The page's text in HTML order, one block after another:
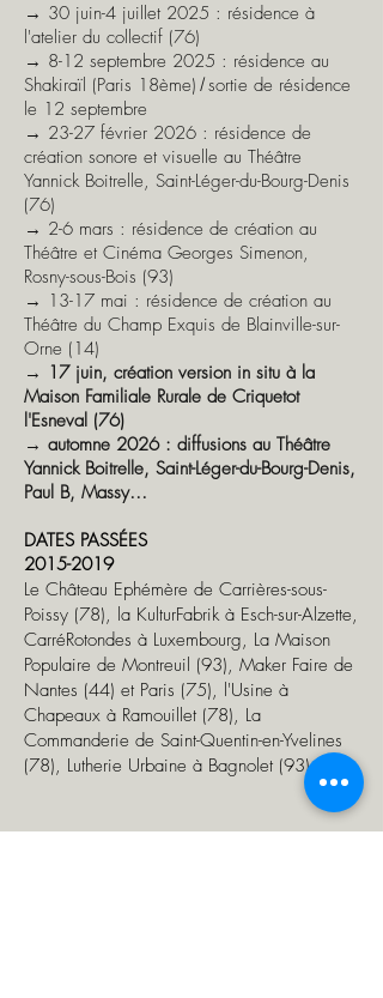
→ 30 juin-4 juillet 2025 : résidence à
l'atelier du collectif (76)
→ 8-12 septembre 2025 : résidence au
Shakiraïl (Paris 18ème) /sortie de résidence
le 12 septembre
→ 23-27 février 2026 : résidence de
création sonore et visuelle au Théâtre
Yannick Boitrelle, Saint-Léger-du-Bourg-Denis
(76)
→ 2-6 mars : résidence de création au
Théâtre et Cinéma Georges Simenon,
Rosny-sous-Bois (93)
→ 13-17 mai : résidence de création au
Théâtre du Champ Exquis de Blainville-sur-
Orne (14)
→ 17 juin, création version in situ à la
Maison Familiale Rurale de Criquetot
l'Esneval (76)
→ automne 2026 : diffusions au Théâtre
Yannick Boitrelle, Saint-Léger-du-Bourg-Denis,
Paul B, Massy…
DATES PASSÉES
2015-2019
Le Château Ephémère de Carrières-sous-
Poissy (78), la KulturFabrik à Esch-sur-Alzette,
CarréRotondes à Luxembourg, La Maison
Populaire de Montreuil (93), Maker Faire de
Nantes (44) et Paris (75), l'Usine à
Chapeaux à Ramouillet (78), La
Commanderie de Saint-Quentin-en-Yvelines
(78), Lutherie Urbaine à Bagnolet (93)...